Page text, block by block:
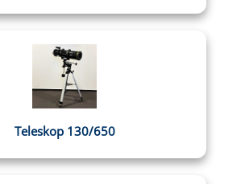
Teleskop 130/650